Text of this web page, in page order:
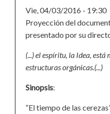
Vie, 04/03/2016 - 19:30
Proyección del
presentado por su
(...) el espíritu, la Idea,
estructuras orgánicas.(...)
Sinopsis:
“El tiempo de las